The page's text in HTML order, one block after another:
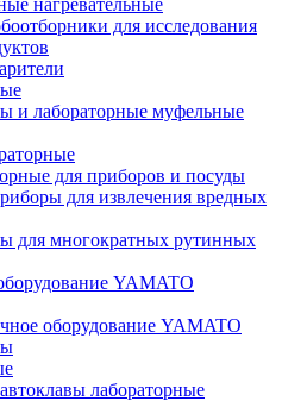
нагревательные
для исследования
и лабораторные муфельные
для приборов и посуды
для извлечения вредных
для многократных рутинных
YAMATO
оборудование YAMATO
лабораторные